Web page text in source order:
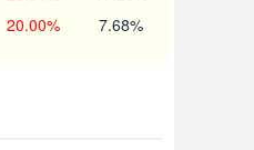
20.00% 7.68%